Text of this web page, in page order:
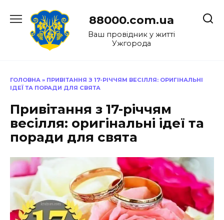
до
88000.com.ua
Ваш провідник у житті
Ужгорода
ГОЛОВНА » ПРИВІТАННЯ З 17-РІЧЧЯМ ВЕСІЛЛЯ: ОРИГІНАЛЬНІ
ІДЕЇ ТА ПОРАДИ ДЛЯ СВЯТА
Привітання з 17-річчям
весілля: оригінальні ідеї та
поради для свята